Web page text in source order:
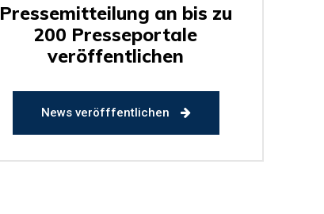
Pressemitteilung an bis zu
200 Presseportale
veröffentlichen
News veröfffentlichen